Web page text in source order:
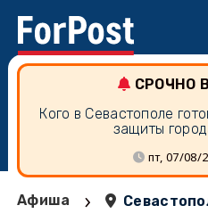
СРОЧНО
Кого в Севастополе
защиты
пт, 07/08/
Афиша ›